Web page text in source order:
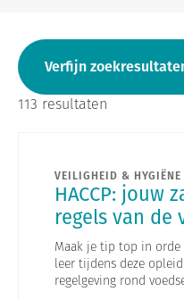
Verfijn
113 resultaten
VEILIGHEID & HYGIËNE
HACCP: jouw
regels van de
Maak je tip top in orde
leer tijdens deze
regelgeving rond